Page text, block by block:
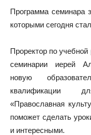
Программа семинара
которыми сегодня
Проректор по
семинарии иерей
новую
квалификации
«Православная
поможет сделать
и интересными.